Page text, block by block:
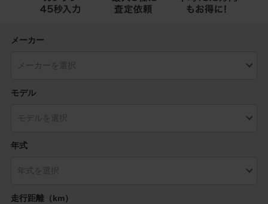
メーカー
モデル
年式
走行距離（km）